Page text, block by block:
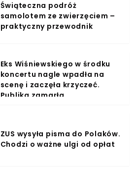
Świąteczna podróż
samolotem ze zwierzęciem –
praktyczny przewodnik
Eks Wiśniewskiego w środku
koncertu nagle wpadła na
scenę i zaczęła krzyczeć.
Publika zamarła
ZUS wysyła pisma do Polaków.
Chodzi o ważne ulgi od opłat